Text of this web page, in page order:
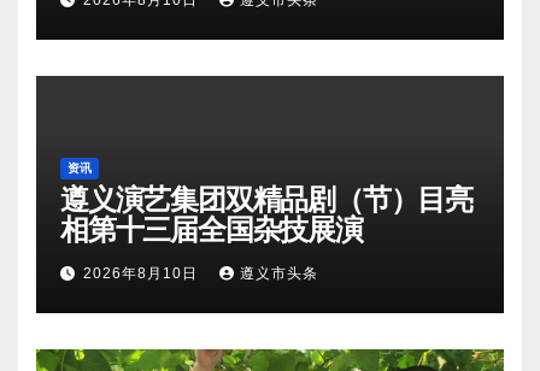
资讯
遵义演艺集团双精品剧（节）目亮
相第十三届全国杂技展演
2026年8月10日 遵义市头条